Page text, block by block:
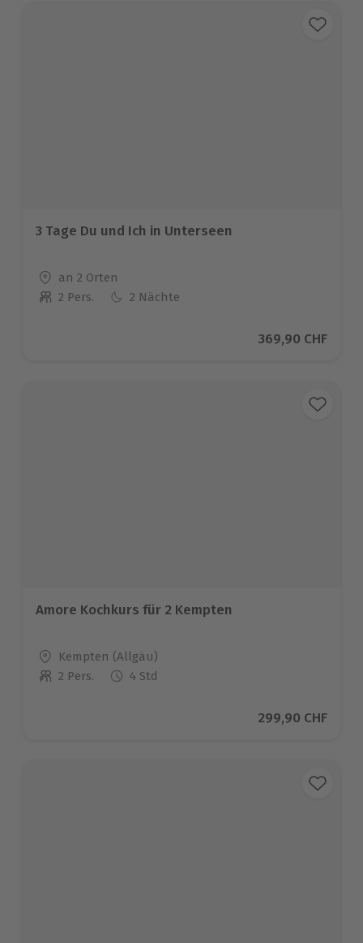
3 Tage Du und Ich in Unterseen
Standort
an 2 Orten
Anzahl der Teilnehmer
2 Pers. 2 Nächte
Aktueller Preis
369,90 CHF
Amore Kochkurs für 2 Kempten
Standort
Kempten (Allgäu)
Anzahl der Teilnehmer
2 Pers. 4 Std
Aktueller Preis
299,90 CHF